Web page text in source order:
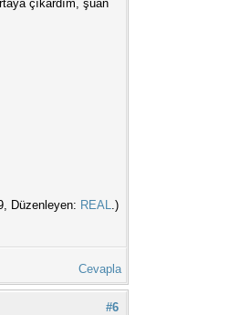
çıkardım, şuan
Düzenleyen: REAL.)
Cevapla
#6